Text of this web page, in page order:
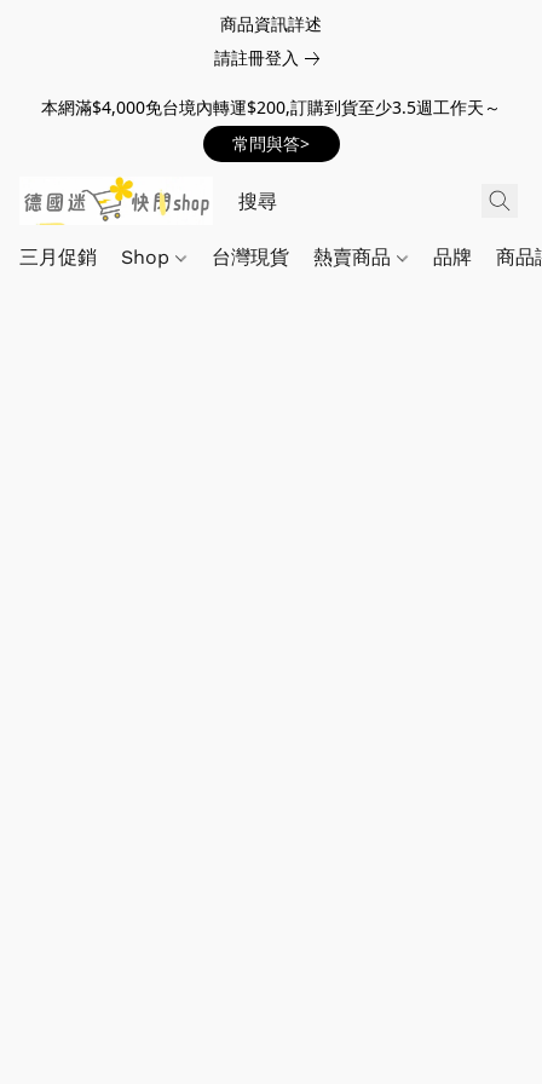
商品資訊詳述
請註冊登入
本網滿$4,000免台境內轉運$200,訂購到貨至少3.5週工作天～
常問與答>
三月促銷 Shop 台灣現貨 熱賣商品 品牌 商品